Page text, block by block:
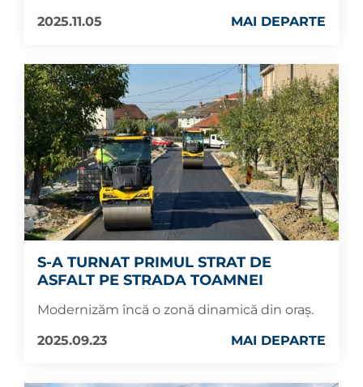
2025.11.05
MAI DEPARTE
S-A TURNAT PRIMUL STRAT DE
ASFALT PE STRADA TOAMNEI
Modernizăm încă o zonă dinamică din oraș.
2025.09.23
MAI DEPARTE